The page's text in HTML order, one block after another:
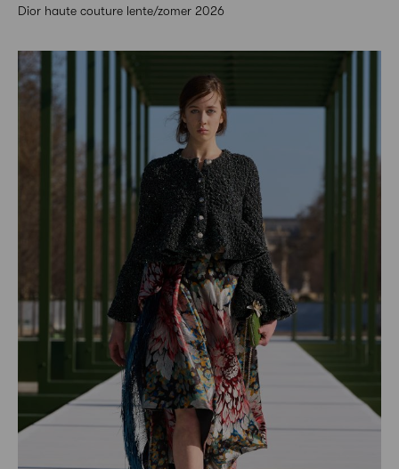
Dior haute couture lente/zomer 2026